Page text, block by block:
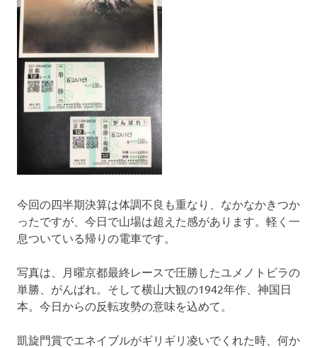
今回の四半期決算は体調不良も重なり、なかなかきつか
ったですが、今日で山場は超えた感があります。軽く一
息ついている帰りの電車です。
写真は、月曜京都最終レースで圧勝したユメノトビラの
単勝、がんばれ。そして横山大観の1942年作、神国日
本。今日からの反転攻勢の意味を込めて。
凱旋門賞でエネイブルがギリギリ凌いでくれた時、何か